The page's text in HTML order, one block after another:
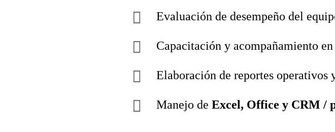
Evaluación de desempeño del
Capacitación y acompañamiento
Elaboración de reportes operativos
Manejo de Excel, Office y CRM /